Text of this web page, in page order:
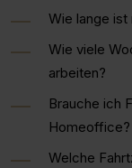
Wie lange ist
Wie viele
arbeiten?
Brauche ich
Homeoffice?
Welche